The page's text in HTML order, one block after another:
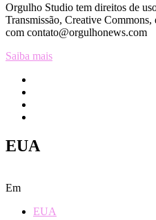
Orgulho Studio tem direitos de
Transmissão, Creative
com contato@orgulhonews.com
Saiba mais
EUA
Em
EUA